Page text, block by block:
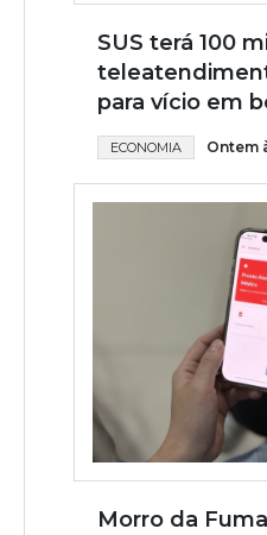
SUS terá 100
para vício em
ECONOMIA Ontem
Morro da